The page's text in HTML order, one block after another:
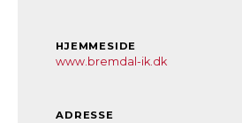
HJEMMESIDE
www.bremdal-ik.dk
ADRESSE